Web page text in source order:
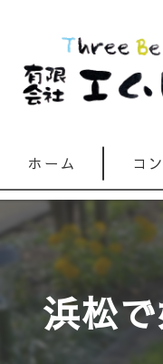
ホーム コ
浜松